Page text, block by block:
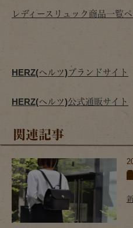
レディースリュック商品一覧
HERZ(ヘルツ)ブランドサイト
HERZ(ヘルツ)公式通販サイト
関連記事